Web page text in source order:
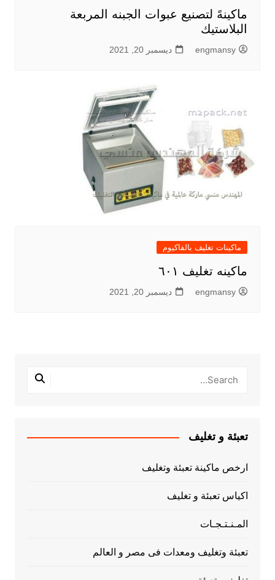
ماكينهً لتصنيع عبوات الجبنه المربعة
البلاستيك
engmansy ديسمبر 20, 2021
ماكينات تغليف بالفاكيوم
ماكينه تغليف ٦٠١
engmansy ديسمبر 20, 2021
تعبئة و تغليف
ارخص ماكينة تعبئة وتغليف
اكياس تعبئة و تغليف
المـنـتـجـات
تعبئة وتغليف ومعدات فى مصر و العالم